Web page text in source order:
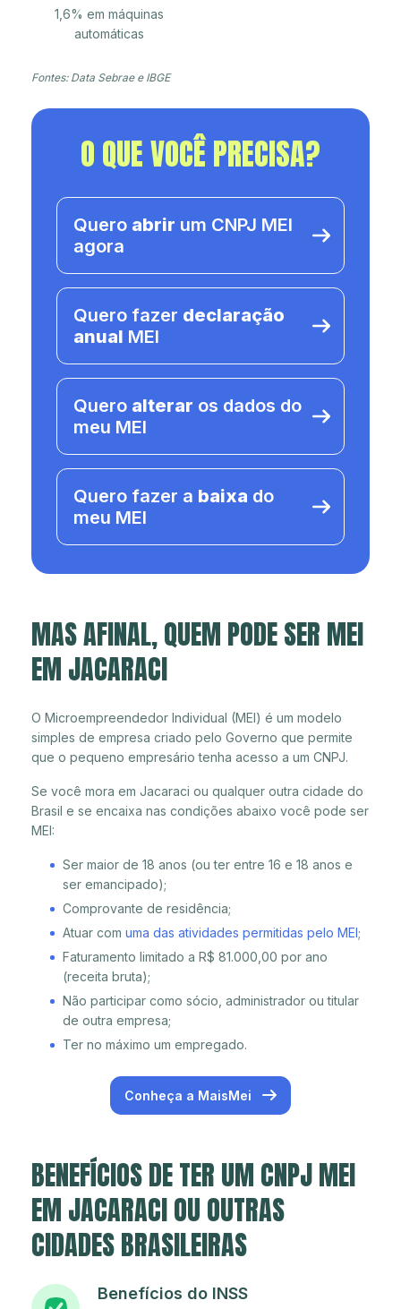
1,6% em máquinas
automáticas
Fontes: Data Sebrae e IBGE
O QUE VOCÊ PRECISA?
Quero abrir um CNPJ MEI
agora
Quero fazer declaração
anual MEI
Quero alterar os dados do
meu MEI
Quero fazer a baixa do
meu MEI
MAS AFINAL, QUEM PODE SER MEI
EM JACARACI
O Microempreendedor Individual (MEI) é um modelo
simples de empresa criado pelo Governo que permite
que o pequeno empresário tenha acesso a um CNPJ.
Se você mora em Jacaraci ou qualquer outra cidade do
Brasil e se encaixa nas condições abaixo você pode ser
MEI:
Ser maior de 18 anos (ou ter entre 16 e 18 anos e
ser emancipado);
Comprovante de residência;
Atuar com uma das atividades permitidas pelo MEI;
Faturamento limitado a R$ 81.000,00 por ano
(receita bruta);
Não participar como sócio, administrador ou titular
de outra empresa;
Ter no máximo um empregado.
Conheça a MaisMei
BENEFÍCIOS DE TER UM CNPJ MEI
EM JACARACI OU OUTRAS
CIDADES BRASILEIRAS
Benefícios do INSS